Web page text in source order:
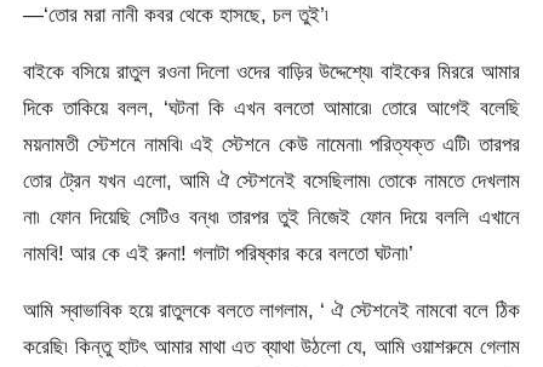
—‘তোর মরা নানী কবর থেকে হাসছে, চল তুই’৷
বাইকে বসিয়ে রাতুল রওনা দিলো ওদের বাড়ির উদ্দেশ্যে৷ বাইকের মিররে আমার
দিকে তাকিয়ে বলল, ‘ঘটনা কি এখন বলতো আমারে৷ তোরে আগেই বলেছি
ময়নামতী স্টেশনে নামবি৷ এই স্টেশনে কেউ নামেনা৷ পরিত্যক্ত এটি৷ তারপর
তোর ট্রেন যখন এলো, আমি ঐ স্টেশনেই বসেছিলাম৷ তোকে নামতে দেখলাম
না৷ ফোন দিয়েছি সেটিও বন্ধ৷ তারপর তুই নিজেই ফোন দিয়ে বললি এখানে
নামবি! আর কে এই রুনা! গলাটা পরিষ্কার করে বলতো ঘটনা৷’
আমি স্বাভাবিক হয়ে রাতুলকে বলতে লাগলাম, ‘ ঐ স্টেশনেই নামবো বলে ঠিক
করেছি৷ কিন্তু হাটৎ আমার মাথা এত ব্যাথা উঠলো যে, আমি ওয়াশরুমে গেলাম